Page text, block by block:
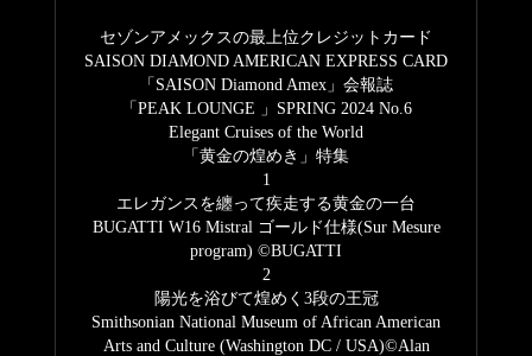
セゾンアメックスの最上位クレジットカード
SAISON DIAMOND AMERICAN EXPRESS CARD
「SAISON Diamond Amex」会報誌
「PEAK LOUNGE 」SPRING 2024 No.6
Elegant Cruises of the World
「黄金の煌めき」特集
1
エレガンスを纏って疾走する黄金の一台
BUGATTI W16 Mistral ゴールド仕様(Sur Mesure
program) ©BUGATTI
2
陽光を浴びて煌めく3段の王冠
Smithsonian National Museum of African American
Arts and Culture (Washington DC / USA)©Alan